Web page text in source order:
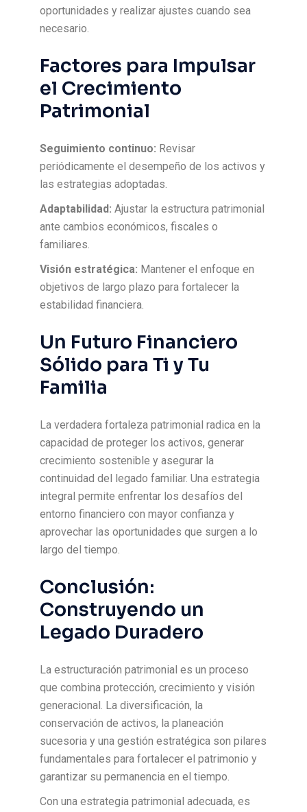
oportunidades y realizar ajustes cuando sea
necesario.
Factores para Impulsar
el Crecimiento
Patrimonial
Seguimiento continuo: Revisar
periódicamente el desempeño de los activos y
las estrategias adoptadas.
Adaptabilidad: Ajustar la estructura patrimonial
ante cambios económicos, fiscales o
familiares.
Visión estratégica: Mantener el enfoque en
objetivos de largo plazo para fortalecer la
estabilidad financiera.
Un Futuro Financiero
Sólido para Ti y Tu
Familia
La verdadera fortaleza patrimonial radica en la
capacidad de proteger los activos, generar
crecimiento sostenible y asegurar la
continuidad del legado familiar. Una estrategia
integral permite enfrentar los desafíos del
entorno financiero con mayor confianza y
aprovechar las oportunidades que surgen a lo
largo del tiempo.
Conclusión:
Construyendo un
Legado Duradero
La estructuración patrimonial es un proceso
que combina protección, crecimiento y visión
generacional. La diversificación, la
conservación de activos, la planeación
sucesoria y una gestión estratégica son pilares
fundamentales para fortalecer el patrimonio y
garantizar su permanencia en el tiempo.
Con una estrategia patrimonial adecuada, es